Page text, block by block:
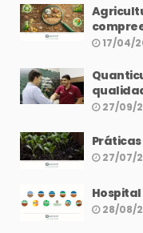
17/04/
27/09/
27/07/
Hospital
28/08/